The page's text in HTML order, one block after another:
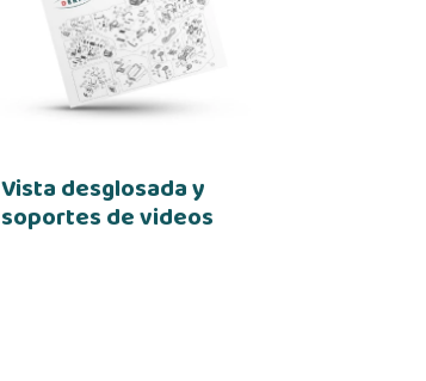
Vista desglosada y
soportes de videos